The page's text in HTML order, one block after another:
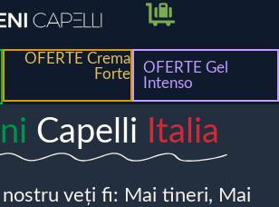
OFERTE Crema
Forte
OFERTE Gel
Intenso
Capelli Italia
veți fi: Mai tineri, Mai